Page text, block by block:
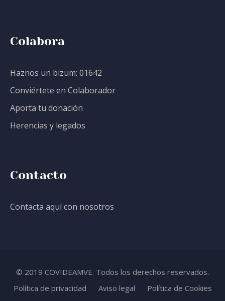
Colabora
Haznos un bizum: 01642
Conviértete en Colaborador
Aporta tu donación
Herencias y legados
Contacto
Contacta aquí con nosotros
© 2019 COVIDEAMVE. Todos los derechos reservados.
Política de privacidad
Aviso legal Política de Cookies